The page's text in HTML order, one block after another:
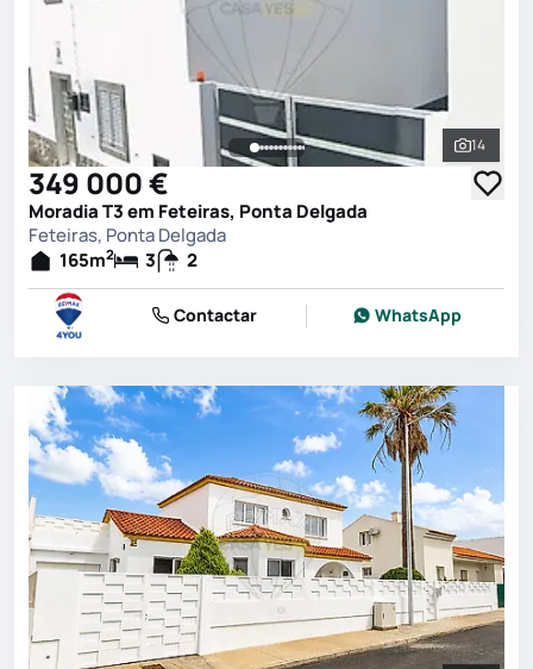
Ver
14
349 000 €
Moradia T3 em Feteiras, Ponta Delgada
Feteiras, Ponta Delgada
165m2 3 2
Contactar WhatsApp